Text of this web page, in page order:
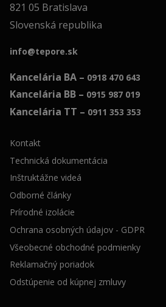
821 05 Bratislava
Slovenská republika
info@tepore.sk
Kancelária BA – 0918 470 643
Kancelária BB – 0915 987 019
Kancelária TT – 0911 353 353
Kontakt
Technická dokumentácia
Inštruktážne videá
Odborné články
Prírodné izolácie
Ochrana osobných údajov - GDPR
Všeobecné obchodné podmienky
Reklamačný poriadok
Odstúpenie od kúpnej zmluvy